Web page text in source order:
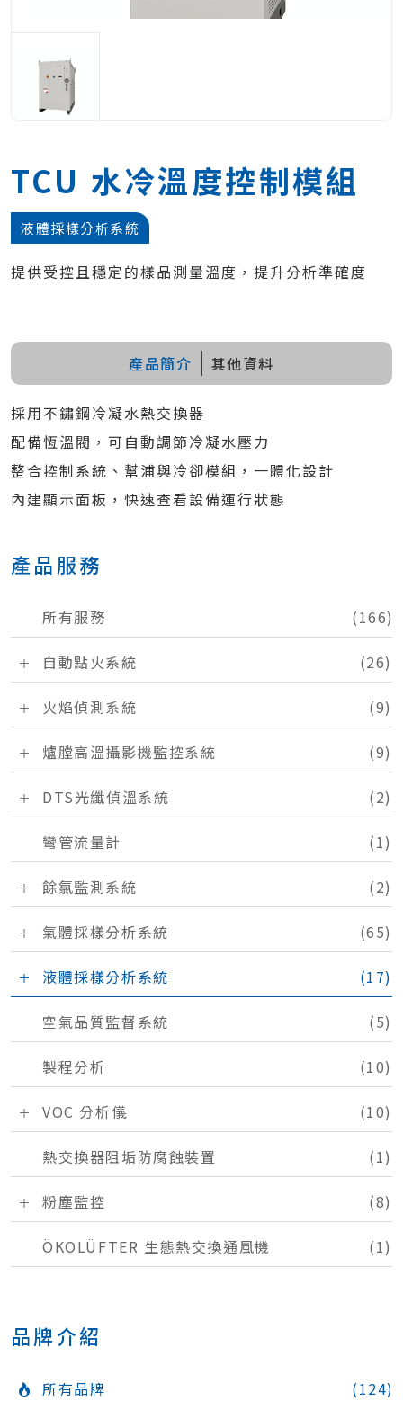
產品服務
所有服務 (166)
自動點火系統 (26)
火焰偵測系統 (9)
爐膛高溫攝影機監控系統 (9)
DTS光纖偵溫系統 (2)
彎管流量計 (1)
餘氯監測系統 (2)
氣體採樣分析系統 (65)
液體採樣分析系統 (17)
空氣品質監督系統 (5)
製程分析 (10)
VOC 分析儀 (10)
熱交換器阻垢防腐蝕裝置 (1)
粉塵監控 (8)
ÖKOLÜFTER 生態熱交換通風機 (1)
品牌介紹
所有品牌 (124)
TCU 水冷溫度控制模組
液體採樣分析系統
提供受控且穩定的樣品測量溫度，提升分析準確度
產品簡介 其他資料
採用不鏽鋼冷凝水熱交換器
配備恆溫閥，可自動調節冷凝水壓力
整合控制系統、幫浦與冷卻模組，一體化設計
內建顯示面板，快速查看設備運行狀態